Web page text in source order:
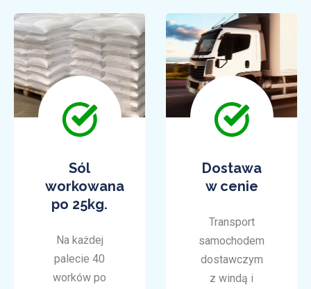
Sól
workowana
po 25kg.
Na każdej
palecie 40
worków po
Dostawa
w cenie
Transport
samochodem
dostawczym
z windą i